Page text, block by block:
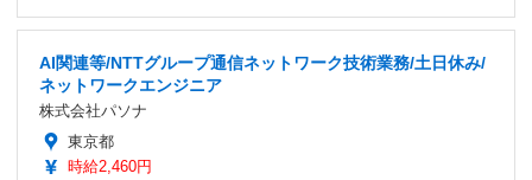
AI関連等/NTTグループ通信ネットワーク技術業務/土日休み/
ネットワークエンジニア
株式会社パソナ
東京都
時給2,460円